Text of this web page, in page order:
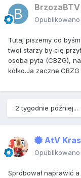
BrzozaBTV
Opublikowano
Tutaj piszemy co
twoi starzy by cię
osoba pyta (CBZG),
kółko.Ja
2 tygodnie później...
AtV
Opublikowano
Spróbował naprawić